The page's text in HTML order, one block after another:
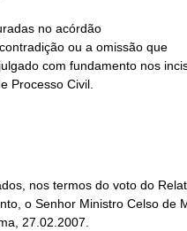
no acórdão
nos termos do voto do
o Senhor Ministro Celso de
27.02.2007.